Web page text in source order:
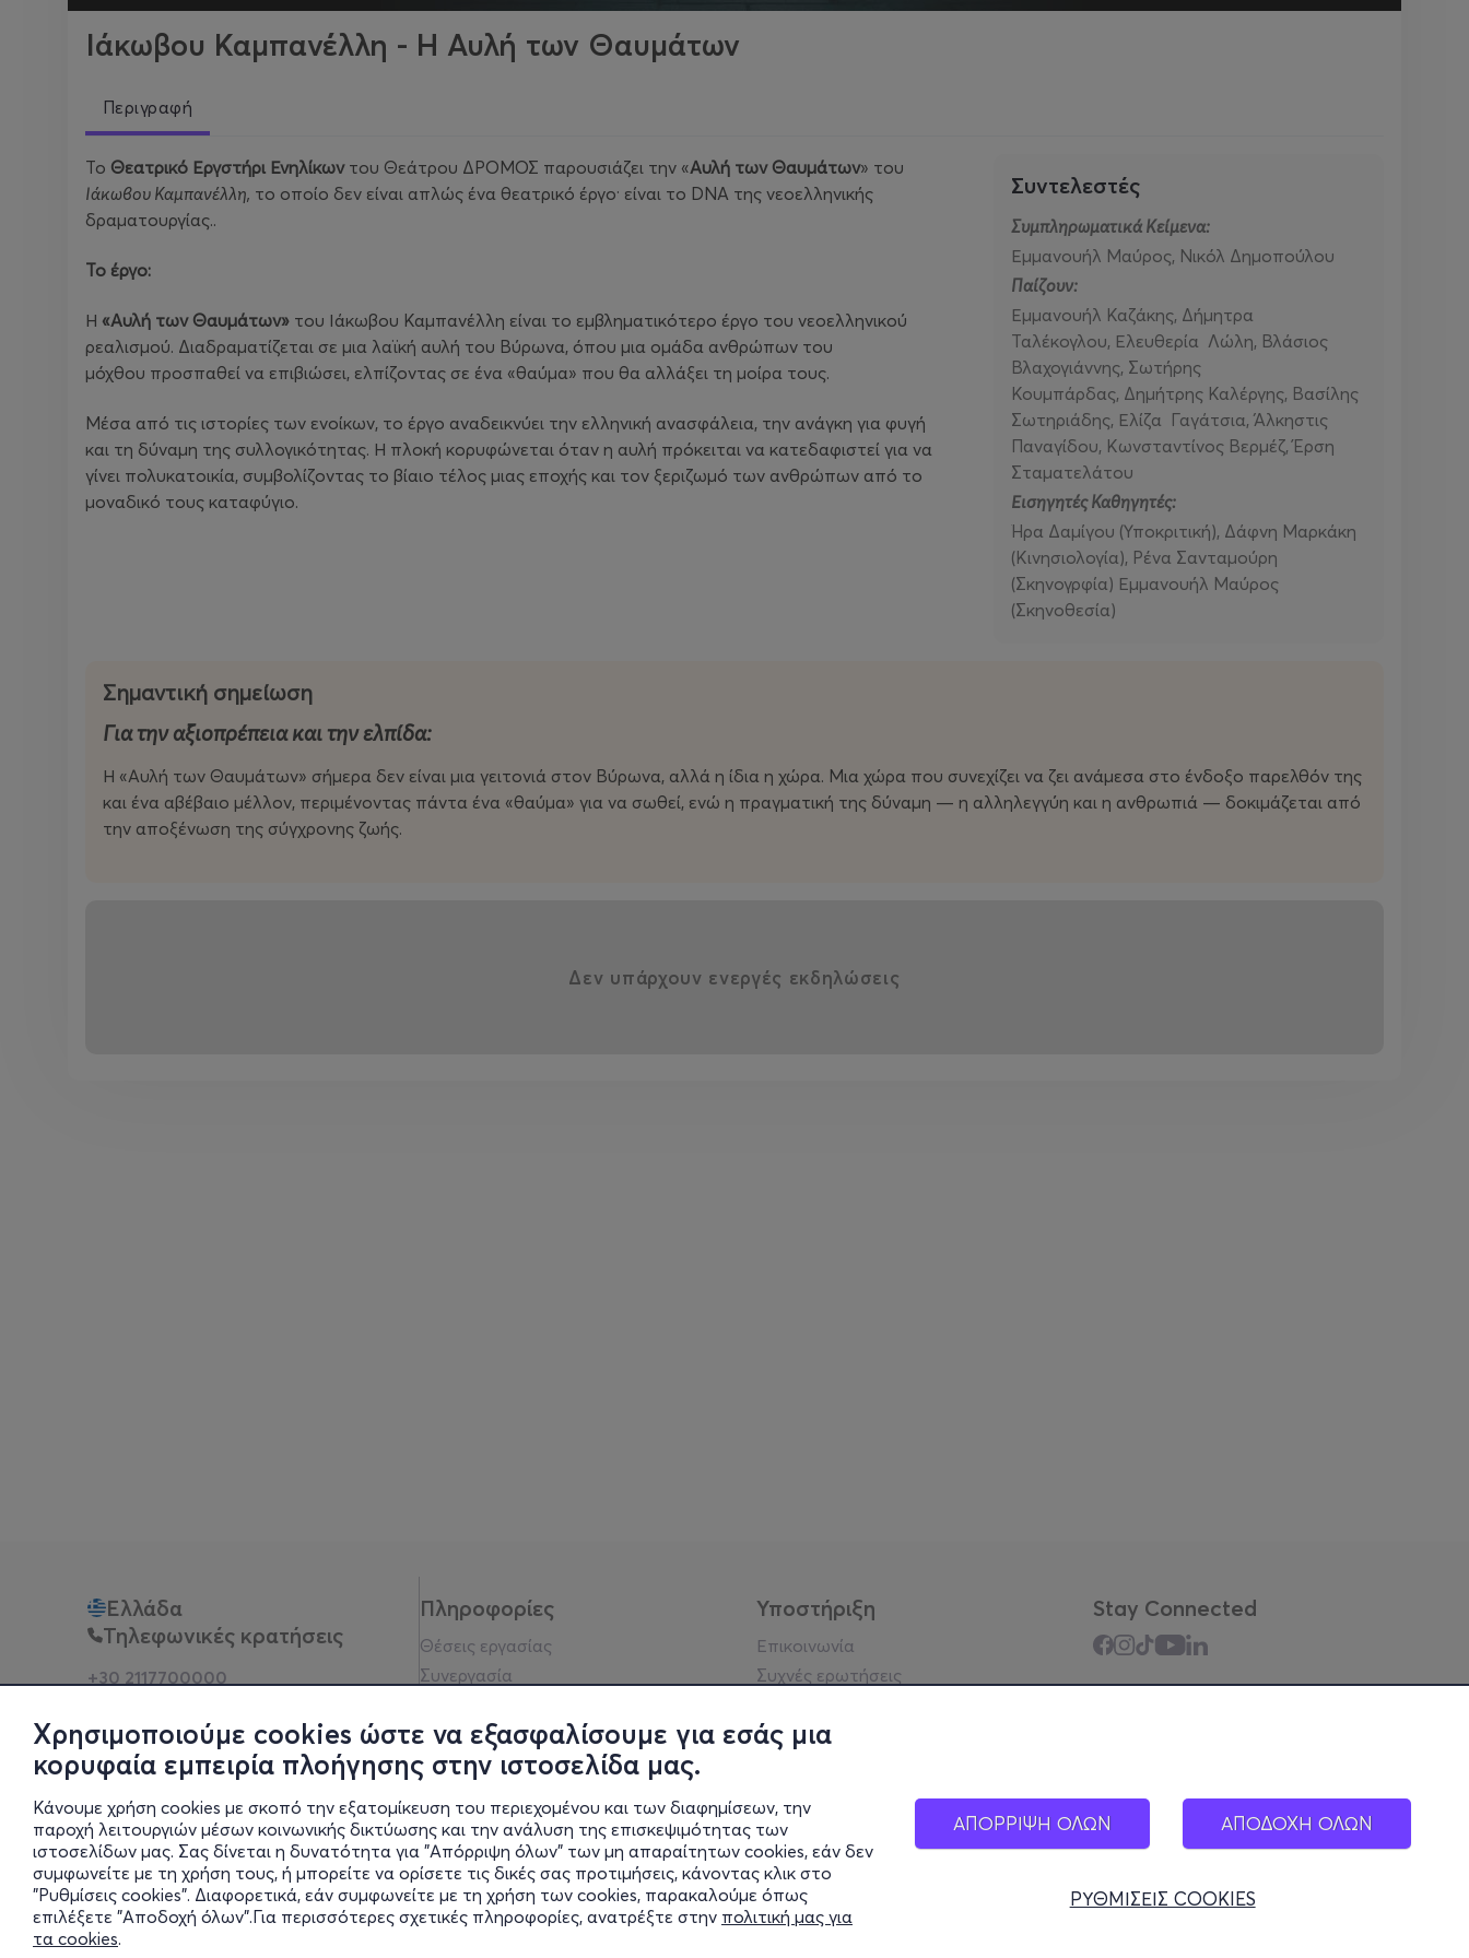
Χρησιμοποιούμε cookies ώστε να εξασφαλίσουμε για εσάς μια
κορυφαία εμπειρία πλοήγησης στην ιστοσελίδα μας.
Κάνουμε χρήση cookies με σκοπό την εξατομίκευση του περιεχομένου και των διαφημίσεων, την
παροχή λειτουργιών μέσων κοινωνικής δικτύωσης και την ανάλυση της επισκεψιμότητας των
ιστοσελίδων μας. Σας δίνεται η δυνατότητα για "Απόρριψη όλων" των μη απαραίτητων cookies, εάν δεν
συμφωνείτε με τη χρήση τους, ή μπορείτε να ορίσετε τις δικές σας προτιμήσεις, κάνοντας κλικ στο
"Ρυθμίσεις cookies". Διαφορετικά, εάν συμφωνείτε με τη χρήση των cookies, παρακαλούμε όπως
επιλέξετε "Αποδοχή όλων".Για περισσότερες σχετικές πληροφορίες, ανατρέξτε στην πολιτική μας για
τα cookies.
ΑΠΟΡΡΙΨΗ ΟΛΩΝ ΑΠΟΔΟΧΗ ΟΛΩΝ
ΡΥΘΜΙΣΕΙΣ COOKIES
Ιάκωβου Καμπανέλλη - Η Αυλή των Θαυμάτων
Περιγραφή
Το Θεατρικό Εργστήρι Ενηλίκωντου Θεάτρου ΔΡΟΜΟΣ παρουσιάζει την «Αυλή των Θαυμάτων» του
Ιάκωβου Καμπανέλλη, το οποίο δεν είναι απλώς ένα θεατρικό έργο· είναι το DNA της νεοελληνικής
δραματουργίας..
Το έργο:
Η «Αυλή των Θαυμάτων» του Ιάκωβου Καμπανέλλη είναι το εμβληματικότερο έργο του νεοελληνικού
ρεαλισμού. Διαδραματίζεται σε μια λαϊκή αυλή του Βύρωνα, όπου μια ομάδα ανθρώπων του
μόχθου προσπαθεί να επιβιώσει, ελπίζοντας σε ένα «θαύμα» που θα αλλάξει τη μοίρα τους.
Μέσα από τις ιστορίες των ενοίκων, το έργο αναδεικνύει την ελληνική ανασφάλεια, την ανάγκη για φυγή
και τη δύναμη της συλλογικότητας. Η πλοκή κορυφώνεται όταν η αυλή πρόκειται να κατεδαφιστεί για να
γίνει πολυκατοικία, συμβολίζοντας το βίαιο τέλος μιας εποχής και τον ξεριζωμό των ανθρώπων από το
μοναδικό τους καταφύγιο.
Συντελεστές
Συμπληρωματικά Κείμενα:
Εμμανουήλ Μαύρος, Νικόλ Δημοπούλου
Παίζουν:
Εμμανουήλ Καζάκης, Δήμητρα
Ταλέκογλου, Ελευθερία Λώλη, Βλάσιος
Βλαχογιάννης, Σωτήρης
Κουμπάρδας, Δημήτρης Καλέργης, Βασίλης
Σωτηριάδης, Ελίζα Γαγάτσια, Άλκηστις
Παναγίδου, Κωνσταντίνος Βερμέζ, Έρση
Σταματελάτου
Εισηγητές Καθηγητές:
Ήρα Δαμίγου (Υποκριτική), Δάφνη Μαρκάκη
(Κινησιολογία), Ρένα Σανταμούρη
(Σκηνογρφία) Εμμανουήλ Μαύρος
(Σκηνοθεσία)
Σημαντική σημείωση
Για την αξιοπρέπεια και την ελπίδα:
Η «Αυλή των Θαυμάτων» σήμερα δεν είναι μια γειτονιά στον Βύρωνα, αλλά η ίδια η χώρα. Μια χώρα που συνεχίζει να ζει ανάμεσα στο ένδοξο παρελθόν της
και ένα αβέβαιο μέλλον, περιμένοντας πάντα ένα «θαύμα» για να σωθεί, ενώ η πραγματική της δύναμη — η αλληλεγγύη και η ανθρωπιά — δοκιμάζεται από
την αποξένωση της σύγχρονης ζωής.
Δεν υπάρχουν ενεργές εκδηλώσεις
Ελλάδα
Τηλεφωνικές κρατήσεις
+30 2117700000
Φυσικά σημεία
Πληροφορίες
Θέσεις εργασίας
Συνεργασία
Πολιτική απορρήτου
Νομική σημείωση
Blog
Οικονομικά στοιχεία
Πολιτικές Εταιρείας
Έκθεση Διαφάνειας
Υποστήριξη
Επικοινωνία
Συχνές ερωτήσεις
Υπηρεσίες
Σύνδεση reseller
Stay Connected